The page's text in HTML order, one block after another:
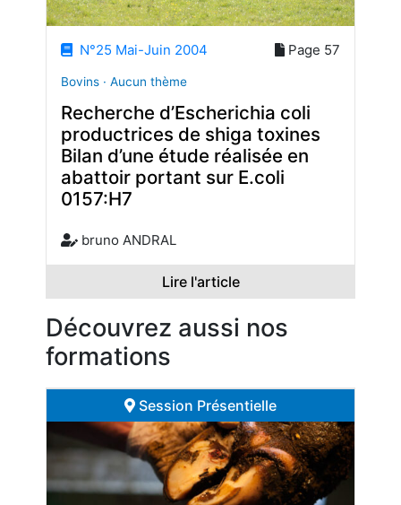
N°25 Mai-Juin 2004 Page 57
Bovins · Aucun thème
Recherche d’Escherichia coli
productrices de shiga toxines
Bilan d’une étude réalisée en
abattoir portant sur E.coli
0157:H7
bruno ANDRAL
Lire l'article
Découvrez aussi nos
formations
Session Présentielle